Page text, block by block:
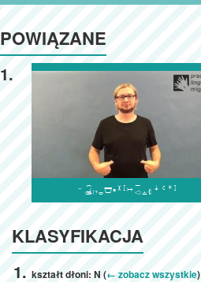
POWIĄZANE
1.

KLASYFIKACJA
kształt dłoni: N (← zobacz wszystkie)